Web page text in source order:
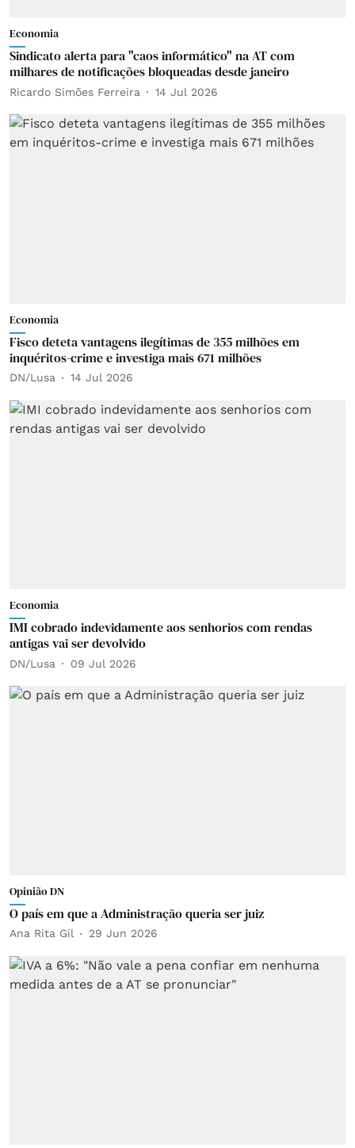
Economia
Sindicato alerta para "caos informático" na AT com
milhares de notificações bloqueadas desde janeiro
Ricardo Simões Ferreira 14 Jul 2026
Economia
Fisco deteta vantagens ilegítimas de 355 milhões em
inquéritos-crime e investiga mais 671 milhões
DN/Lusa 14 Jul 2026
Economia
IMI cobrado indevidamente aos senhorios com rendas
antigas vai ser devolvido
DN/Lusa 09 Jul 2026
Opinião DN
O país em que a Administração queria ser juiz
Ana Rita Gil 29 Jun 2026